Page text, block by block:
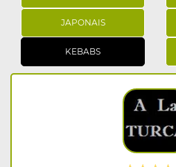
JAPONAIS
KEBABS